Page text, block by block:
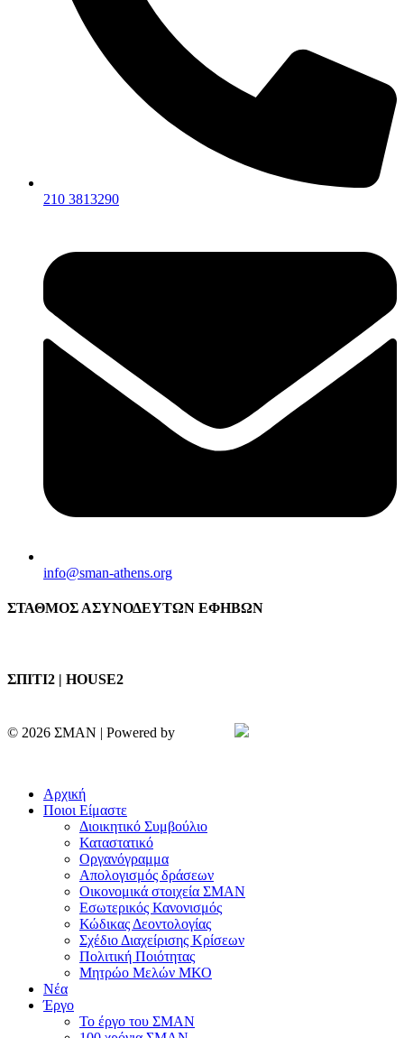
210 3813290
info@sman-athens.org
ΣΤΑΘΜΟΣ ΑΣΥΝΟΔΕΥΤΩΝ ΕΦΗΒΩΝ
ΣΠΙΤΙ2 | HOUSE2
© 2026 ΣΜΑΝ | Powered by
Αρχική
Ποιοι Είμαστε
Διοικητικό Συμβούλιο
Καταστατικό
Οργανόγραμμα
Απολογισμός δράσεων
Οικονομικά στοιχεία ΣΜΑΝ
Εσωτερικός Κανονισμός
Κώδικας Δεοντολογίας
Σχέδιο Διαχείρισης Κρίσεων
Πολιτική Ποιότητας
Μητρώο Μελών ΜΚΟ
Νέα
Έργο
Το έργο του ΣΜΑΝ